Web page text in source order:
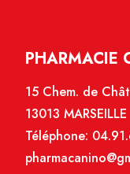
PHARMACIE
15 Chem. de
13013 MARSEILLE
Téléphone: